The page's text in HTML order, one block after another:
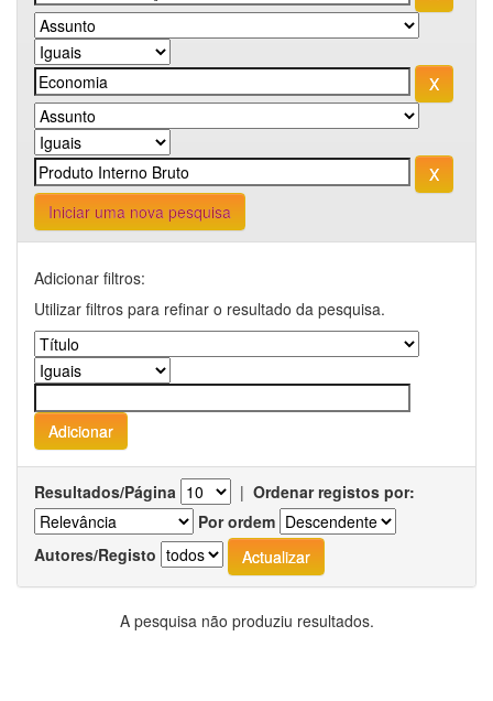
Iniciar uma nova pesquisa
Adicionar filtros:
Utilizar filtros para refinar o resultado da pesquisa.
Resultados/Página | Ordenar registos por:
Por ordem
Autores/Registo
A pesquisa não produziu resultados.